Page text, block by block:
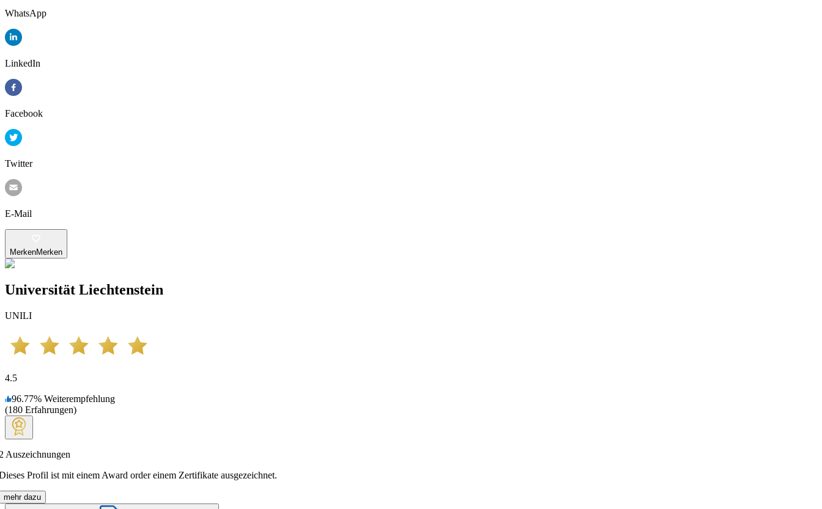
WhatsApp
LinkedIn
Facebook
Twitter
E-Mail
MerkenMerken
Universität Liechtenstein
UNILI
4.5
96.77% Weiterempfehlung
(180 Erfahrungen)
Auszeichnungen
Profil ist mit einem Award order einem Zertifikate ausgezeichnet.
mehr dazu